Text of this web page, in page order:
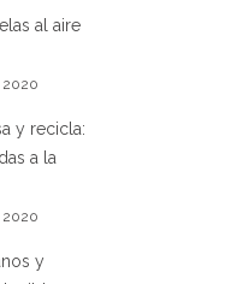
al aire
2020
y recicla:
a la
2020
y